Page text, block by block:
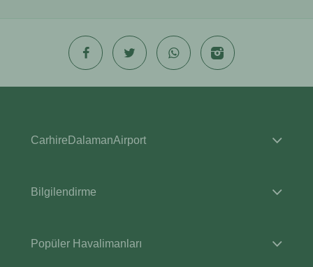
CarhireDalamanAirport
Bilgilendirme
Popüler Havalimanları